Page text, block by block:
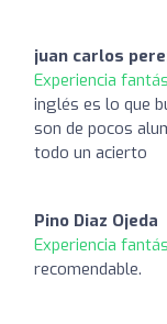
juan carlos
Experiencia
inglés es lo que
son de pocos
todo un acierto
Pino Diaz Ojeda
Experiencia
recomendable.